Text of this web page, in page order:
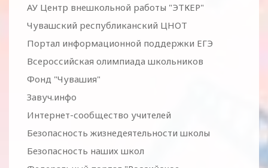
АУ Центр внешкольной работы "ЭТКЕР"
Чувашский республиканский ЦНОТ
Портал информационной поддержки ЕГЭ
Всероссийская олимпиада школьников
Фонд "Чувашия"
Завуч.инфо
Интернет-сообщество учителей
Безопасность жизнедеятельности школы
Безопасность наших школ